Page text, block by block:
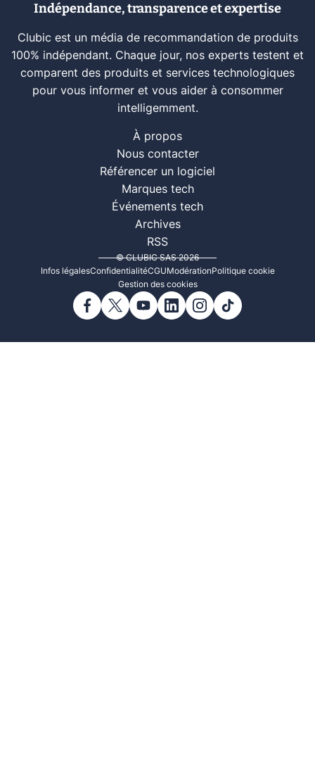
Indépendance, transparence et expertise
Clubic est un média de recommandation de produits
100% indépendant. Chaque jour, nos experts testent et
comparent des produits et services technologiques
pour vous informer et vous aider à consommer
intelligemment.
À propos
Nous contacter
Référencer un logiciel
Marques tech
Événements tech
Archives
RSS
© CLUBIC SAS 2026
Infos légalesConfidentialitéCGUModérationPolitique cookie
Gestion des cookies